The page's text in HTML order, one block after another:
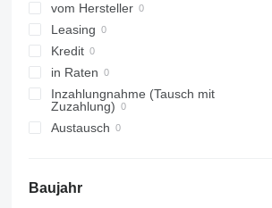
vom Hersteller
Leasing
Kredit
in Raten
Inzahlungnahme (Tausch mit
Zuzahlung)
Austausch
Baujahr